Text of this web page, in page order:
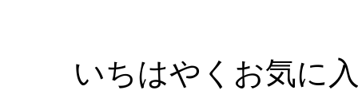
いちはやくお気に